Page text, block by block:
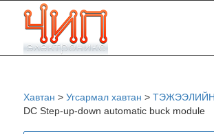
Хавтан > Угсармал хавтан > ТЭЖЭЭЛИЙН
DC Step-up-down automatic buck module